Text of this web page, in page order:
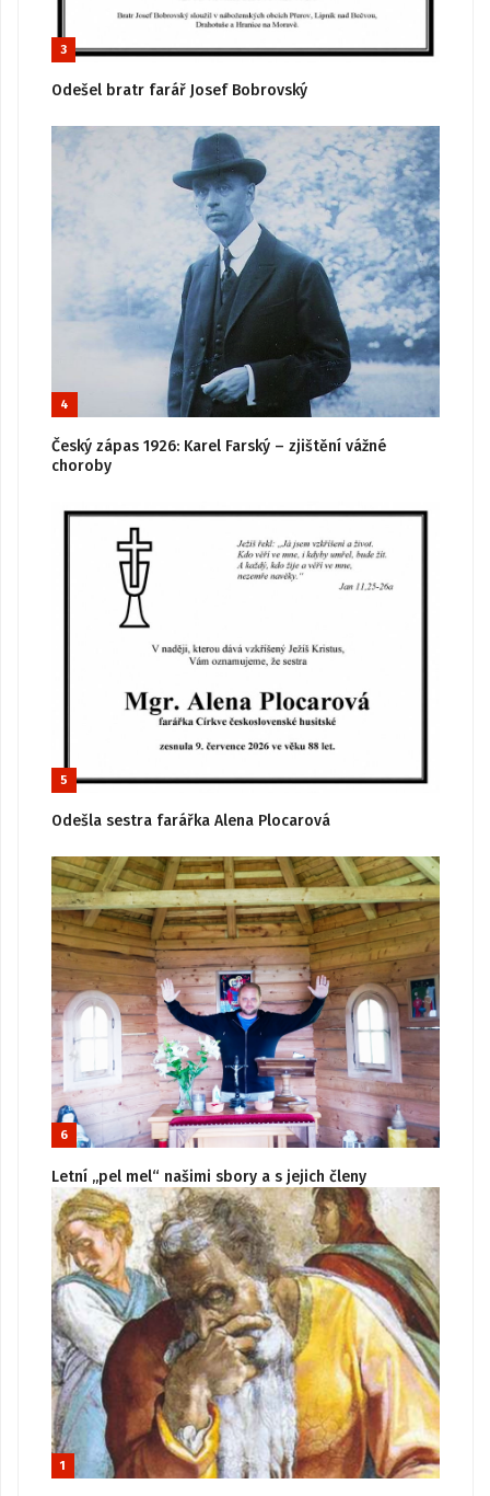
3
Odešel bratr farář Josef Bobrovský
4
Český zápas 1926: Karel Farský – zjištění vážné
choroby
5
Odešla sestra farářka Alena Plocarová
6
Letní „pel mel“ našimi sbory a s jejich členy
1